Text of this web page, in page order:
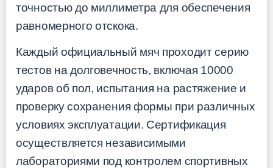
точностью до миллиметра для обеспечения
равномерного отскока.
Каждый официальный мяч проходит серию
тестов на долговечность, включая 10000
ударов об пол, испытания на растяжение и
проверку сохранения формы при различных
условиях эксплуатации. Сертификация
осуществляется независимыми
лабораториями под контролем спортивных